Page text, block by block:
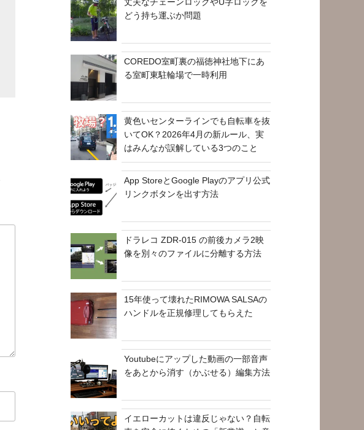
どう持ち運ぶか問題
COREDO室町裏の福徳神社地下にあ
る室町東駐輪場で一時利用
黄色いセンターラインでも自転車を抜
いてOK？2026年4月の新ルール、実
はみんなが誤解している3つのこと
App StoreとGoogle Playのアプリ公式
リンクボタンを出す方法
ドラレコ ZDR-015 の前後カメラ2映
像を別々のファイルに分離する方法
15年使って壊れたRIMOWA SALSAの
ハンドルを正規修理してもらえた
Youtubeにアップした動画の一部音声
をあとから消す（かぶせる）編集方法
イエローカットは違反じゃない？自転